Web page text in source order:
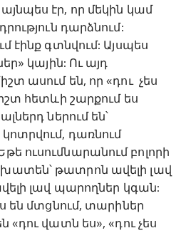
էր, որ մեկին կամ
դարձնում:
էինք գտնվում: Այսպես
կային: Ու այդ
ասում են, որ «դու չես
հետևի շարքում ես
ներում են՝
դառնում
ուսումնարանում բոլորի
թատրոն ավելի լավ
լավ պարողներ կգան:
են մտցնում, տարիներ
«դու վատն ես», «դու չես